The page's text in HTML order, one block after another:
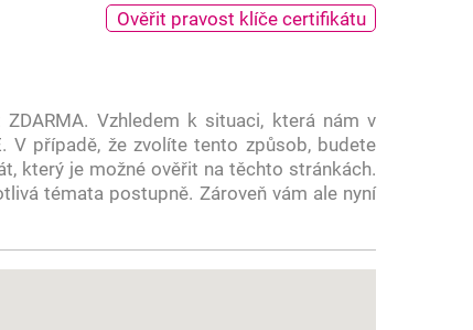
Ověřit pravost klíče certifikátu
Vzhledem k situaci, která nám v
V případě, že zvolíte tento způsob, budete
který je možné ověřit na těchto stránkách.
témata postupně. Zároveň vám ale nyní